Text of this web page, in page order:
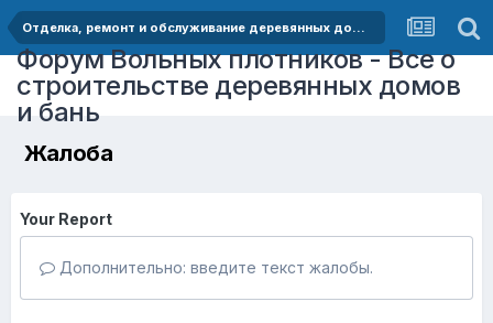
Отделка, ремонт и обслуживание деревянных домов
Форум Вольных плотников - Все о
строительстве деревянных домов
и бань
Жалоба
Your Report
Дополнительно: введите текст жалобы.